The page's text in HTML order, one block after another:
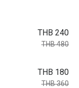
THB 240
THB 480
THB 180
THB 360